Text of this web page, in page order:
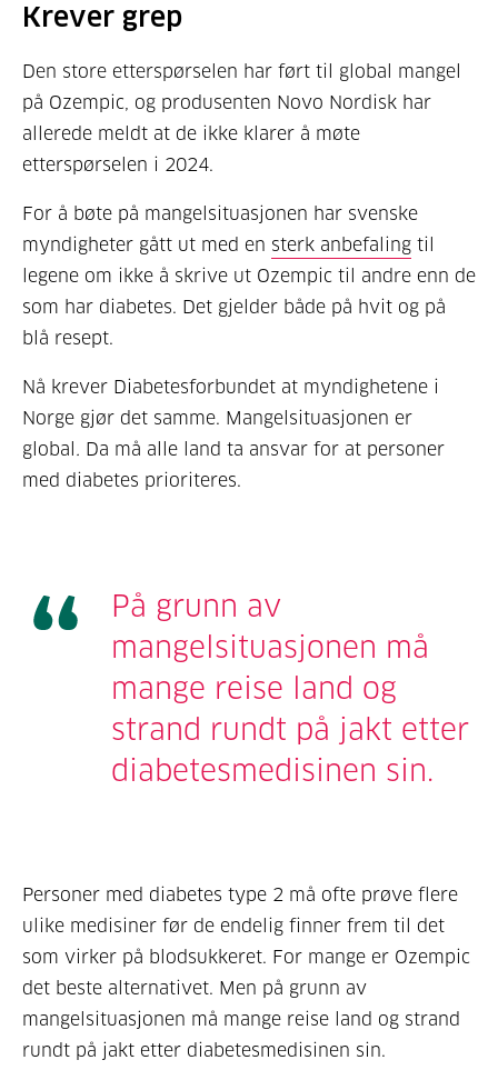
Krever grep
Den store etterspørselen har ført til global mangel
på Ozempic, og produsenten Novo Nordisk har
allerede meldt at de ikke klarer å møte
etterspørselen i 2024.
For å bøte på mangelsituasjonen har svenske
myndigheter gått ut med en sterk anbefaling til
legene om ikke å skrive ut Ozempic til andre enn de
som har diabetes. Det gjelder både på hvit og på
blå resept.
Nå krever Diabetesforbundet at myndighetene i
Norge gjør det samme. Mangelsituasjonen er
global . Da må alle land ta ansvar for at personer
med diabetes prioriteres.
På grunn av
mangelsituasjonen må
mange reise land og
strand rundt på jakt etter
diabetesmedisinen sin.
Personer med diabetes type 2 må ofte prøve flere
ulike medisiner før de endelig finner frem til det
som virker på blodsukkeret. For mange er Ozempic
det beste alternativet. Men på grunn av
mangelsituasjonen må mange reise land og strand
rundt på jakt etter diabetesmedisinen sin.